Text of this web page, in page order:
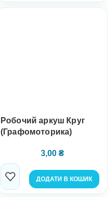
Робочий аркуш Круг
(Графомоторика)
3,00 ₴
ДОДАТИ В КОШИК